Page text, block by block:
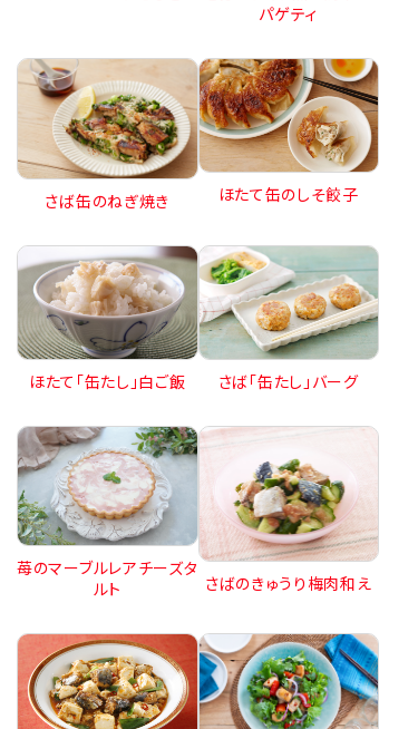
パゲティ
さば缶のねぎ焼き ほたて缶のしそ餃子
ほたて「缶たし」白ご飯 さば「缶たし」バーグ
苺のマーブルレアチーズタ
ルト
さばのきゅうり梅肉和え